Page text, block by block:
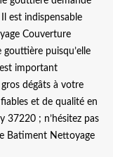
est indispensable
Couverture
gouttière puisqu’elle
important
dégâts à votre
et de qualité en
37220 ; n’hésitez pas
Batiment Nettoyage